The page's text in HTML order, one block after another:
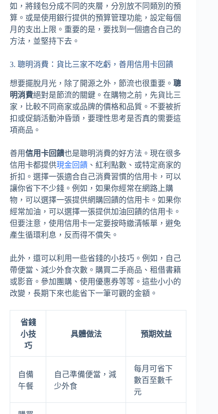
如，將錢包分成不同的夾層，分別放不同類別的預
算。或是使用銀行提供的預算管理功能，設定每個
月的支出上限。重要的是，要找到一個適合自己的
方法，並堅持下去。
3. 聰明消費：貨比三家不吃虧，善用信用卡回饋
想要擺脫月光，除了開源之外，節流也很重要。 聰
明消費絕對是節流的關鍵。在購物之前，先貨比三
家，比較不同商家或品牌的價格和品質。不要被折
扣或促銷活動沖昏頭，要理性思考是否真的需要這
項商品。
善用信用卡回饋也是聰明消費的好方法。現在很多
信用卡都提供現金回饋 、紅利點數、或特定商家的
折扣。選擇一張適合自己消費習慣的信用卡，可以
讓你省下不少錢。例如，如果你經常在網路上購
物，可以選擇一張提供網購回饋的信用卡。如果你
經常加油，可以選擇一張提供加油回饋的信用卡。
但要注意，使用信用卡一定要按時繳清帳單，避免
產生循環利息，反而得不償失。
此外，還可以利用一些省錢的小技巧。例如，自己
帶便當、減少外食次數。購買二手商品、租借書籍
或影音。參加團購、使用優惠券等等。這些小小的
改變，長期下來也能省下一筆可觀的金額。
省錢
小技
巧
具體做法 預期效益
自備
午餐
自己準備便當，減
少外食
每月可省下
數百至數千
元